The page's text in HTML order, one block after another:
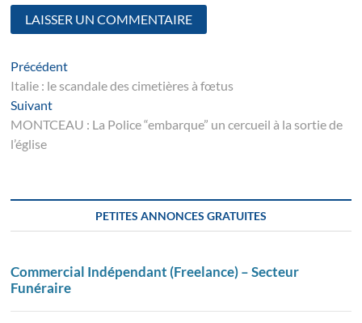
Navigation
de
l’article
PrécédentArticle
suivant
Italie : le scandale des cimetières à fœtus
SuivantSuivant
post:
MONTCEAU : La Police “embarque” un cercueil à la sortie de
l’église
PETITES ANNONCES GRATUITES
Commercial Indépendant (Freelance) – Secteur
Funéraire